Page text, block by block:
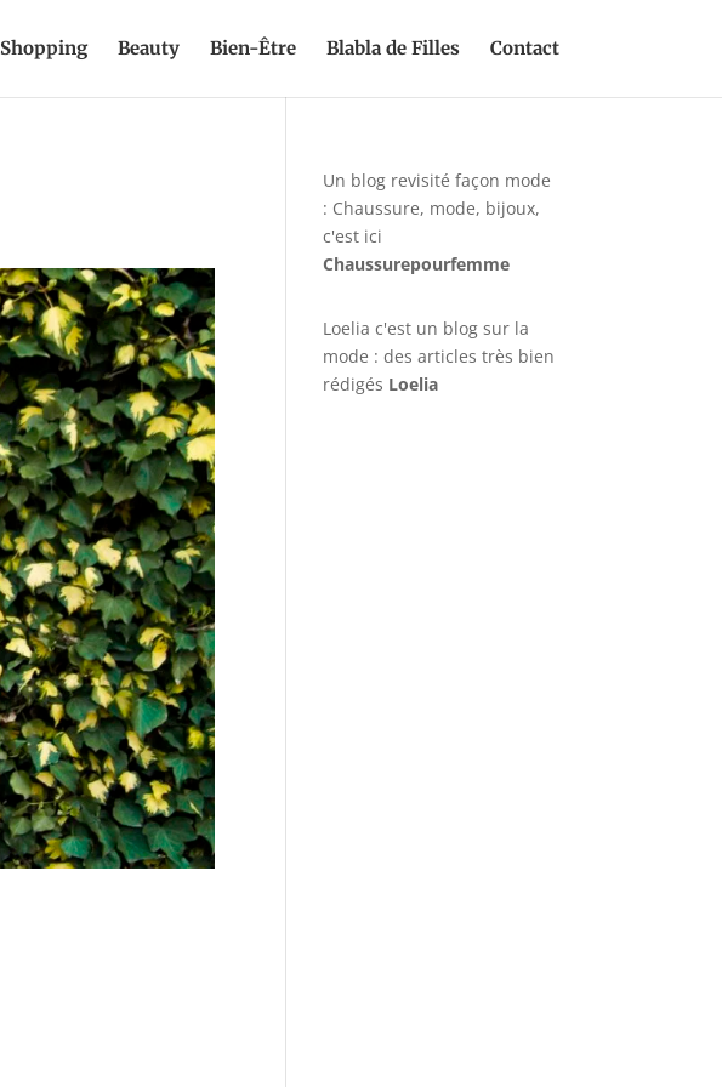
Shopping Beauty Bien-Être Blabla de Filles Contact
Un blog revisité façon mode
: Chaussure, mode, bijoux,
c'est ici
Chaussurepourfemme
Loelia c'est un blog sur la
mode : des articles très bien
rédigés Loelia